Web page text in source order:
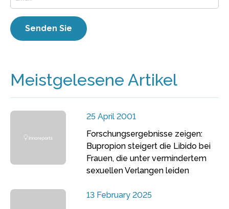
Meistgelesene Artikel
25 April 2001
Forschungsergebnisse zeigen:
Bupropion steigert die Libido bei
Frauen, die unter vermindertem
sexuellen Verlangen leiden
13 February 2025